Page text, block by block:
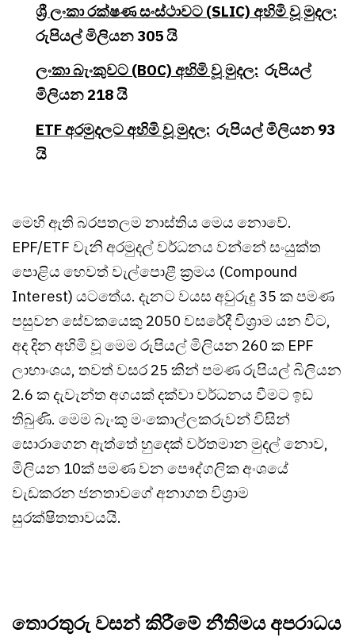
ශ්‍රී ලංකා රක්ෂණ සංස්ථාවට (SLIC) අහිමි වූ මුදල:
රුපියල් මිලියන 305 යි
ලංකා බැංකුවට (BOC) අහිමි වූ මුදල: රුපියල්
මිලියන 218 යි
ETF අරමුදලට අහිමි වූ මුදල: රුපියල් මිලියන 93
යි
මෙහි ඇති බරපතලම නාස්තිය මෙය නොවේ.
EPF/ETF වැනි අරමුදල් වර්ධනය වන්නේ සංයුක්ත
පොළිය හෙවත් වැල්පොළී ක්‍රමය (Compound
Interest) යටතේය. දැනට වයස අවුරුදු 35 ක පමණ
පසුවන සේවකයෙකු 2050 වසරේදී විශ්‍රාම යන විට,
අද දින අහිමි වූ මෙම රුපියල් මිලියන 260 ක EPF
ලාභාංශය, තවත් වසර 25 කින් පමණ රුපියල් බිලියන
2.6 ක දැවැන්ත අගයක් දක්වා වර්ධනය වීමට ඉඩ
තිබුණි. මෙම බැංකු මංකොල්ලකරුවන් විසින්
සොරාගෙන ඇත්තේ හුදෙක් වර්තමාන මුදල් නොව,
මිලියන 10ක් පමණ වන පෞද්ගලික අංශයේ
වැඩකරන ජනතාවගේ අනාගත විශ්‍රාම
සුරක්ෂිතතාවයයි.
තොරතුරු වසන් කිරීමේ නීතිමය අපරාධය